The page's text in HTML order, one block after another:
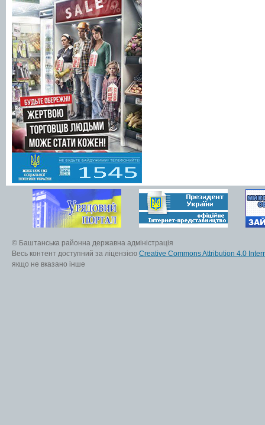
© Баштанська районна державна адміністрація
Весь контент доступний за ліцензією Creative Commons Attribution 4.0
якщо не вказано інше